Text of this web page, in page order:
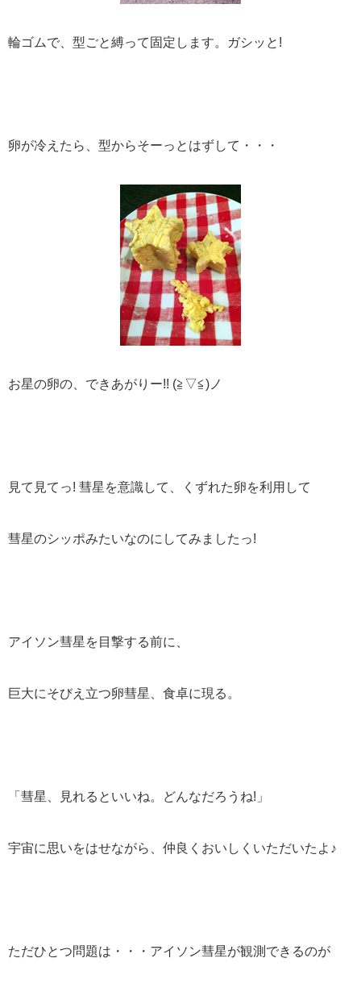
輪ゴムで、型ごと縛って固定します。ガシッと!
卵が冷えたら、型からそーっとはずして・・・
お星の卵の、できあがりー!! (≧▽≦)ノ
見て見てっ! 彗星を意識して、くずれた卵を利用して
彗星のシッポみたいなのにしてみましたっ!
アイソン彗星を目撃する前に、
巨大にそびえ立つ卵彗星、食卓に現る。
「彗星、見れるといいね。どんなだろうね!」
宇宙に思いをはせながら、仲良くおいしくいただいたよ♪
ただひとつ問題は・・・アイソン彗星が観測できるのが